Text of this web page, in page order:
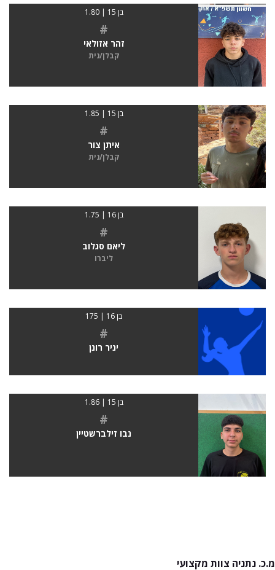
בן 15 | 1.80
#
זהר אזולאי
קבלן/נית
בן 15 | 1.85
#
איתן צור
קבלן/נית
בן 16 | 1.75
#
ליאם סגלוב
ליברו
בן 16 | 175
#
יניר רונן
בן 15 | 1.86
#
נבו זילברשטיין
מ.כ. נתניה צוות מקצועי